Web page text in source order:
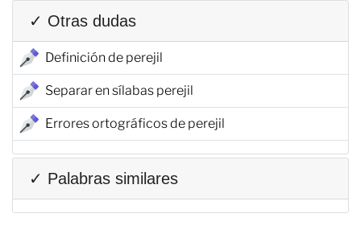
✓ Otras dudas
Definición de perejil
Separar en sílabas perejil
Errores ortográficos de perejil
✓ Palabras similares